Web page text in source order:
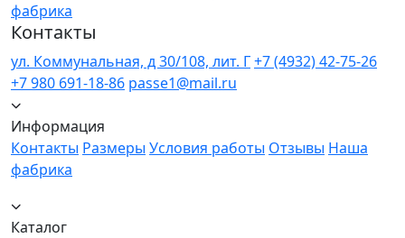
фабрика
Контакты
ул. Коммунальная, д 30/108, лит. Г+7 (4932) 42-75-26
+7 980 691-18-86 passe1@mail.ru
Информация
Контакты Размеры Условия работы Отзывы Наша
фабрика
Каталог